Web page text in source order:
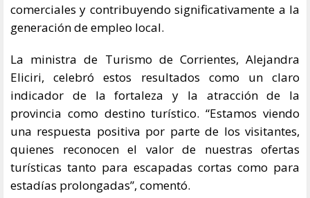
comerciales y contribuyendo significativamente a la
generación de empleo local.
La ministra de Turismo de Corrientes, Alejandra
Eliciri, celebró estos resultados como un claro
indicador de la fortaleza y la atracción de la
provincia como destino turístico. “Estamos viendo
una respuesta positiva por parte de los visitantes,
quienes reconocen el valor de nuestras ofertas
turísticas tanto para escapadas cortas como para
estadías prolongadas”, comentó.